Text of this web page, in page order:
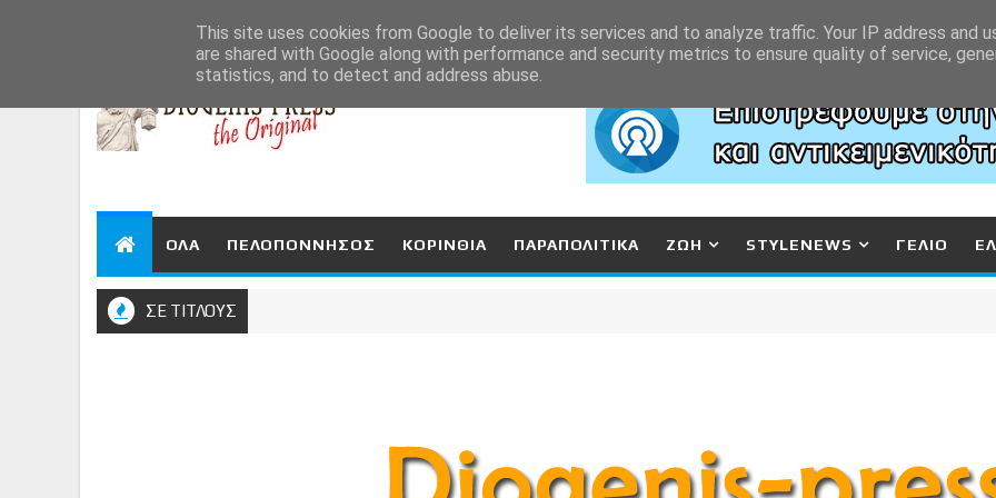
ΟΛΑ ΠΕΛΟΠΟΝΝΗΣΟΣ ΚΟΡΙΝΘΙΑ ΠΑΡΑΠΟΛΙΤΙΚΑ ΖΩΗ STYLENEWS ΓΕΛΙΟ
ΣΕ ΤΙΤΛΟΥΣ
This site uses cookies from Google to deliver its services and to analyze traffic. Your IP address and
are shared with Google along with performance and security metrics to ensure quality of service,
statistics, and to detect and address abuse.